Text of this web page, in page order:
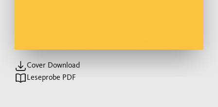
Cover Download
Leseprobe PDF